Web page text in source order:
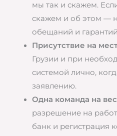
мы так и скажем.
скажем и об этом —
обещаний и
Присутствие на
Грузии и при
системой лично,
заявлению.
Одна команда на
разрешение на
банк и регистрация